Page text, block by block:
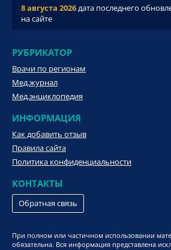
8 августа 2026дата последнего
на сайте
РУБРИКАТОР
Врачи по регионам
Мед.журнал
Мед.энциклопедия
ИНФОРМАЦИЯ
Как добавить отзыв
Правила сайта
Политика конфиденциальности
КОНТАКТЫ
Обратная связь
При полном или частичном использовании
обязательна. Вся информация представлена